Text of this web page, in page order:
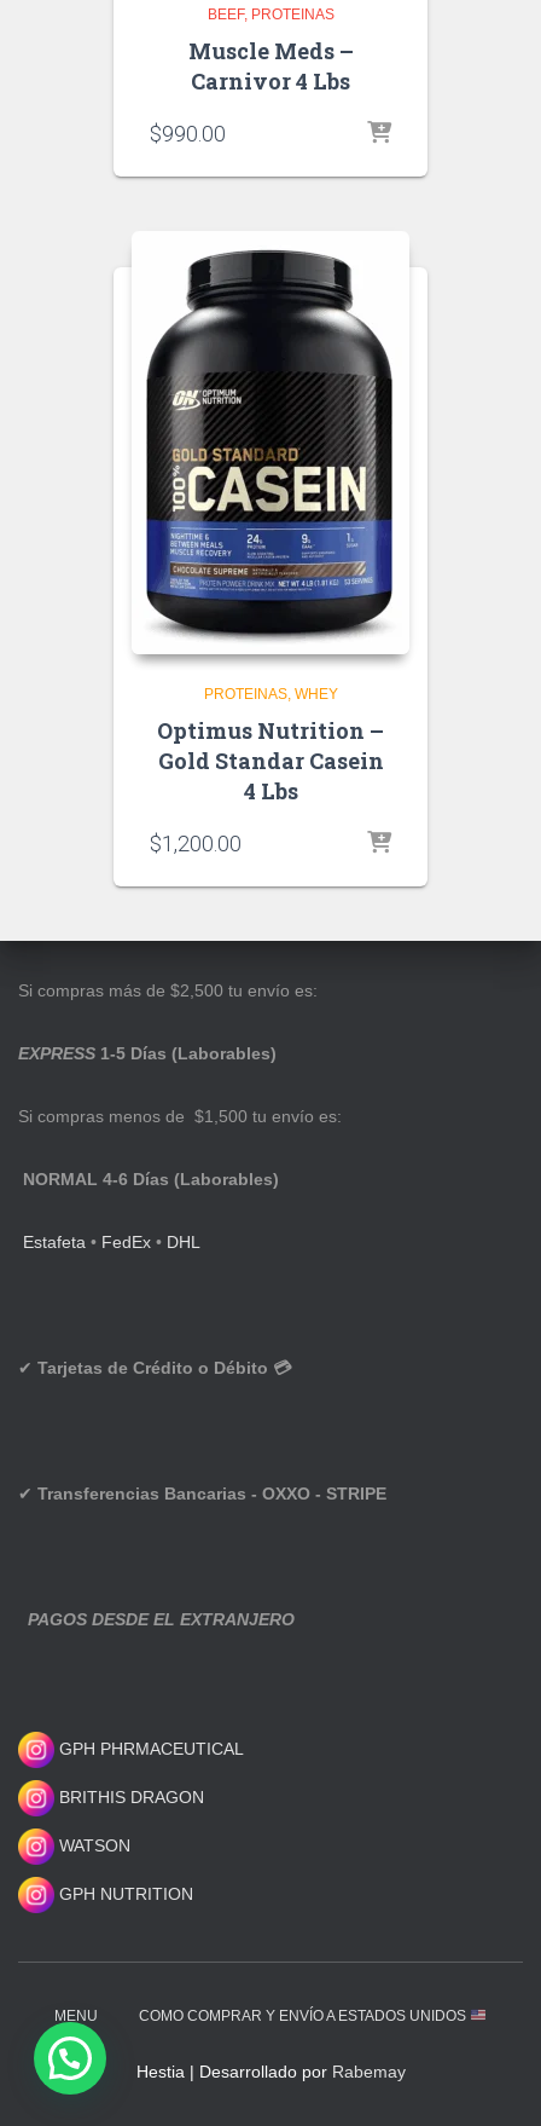
BEEF PROTEINAS
Muscle Meds –
Carnivor 4 Lbs
$990.00
PROTEINAS WHEY
Optimus Nutrition –
Gold Standar Casein
4 Lbs
$1,200.00
Si compras más de $2,500 tu envío es:
EXPRESS 1-5 Días (Laborables)
Si compras menos de $1,500 tu envío es:
NORMAL 4-6 Días (Laborables)
Estafeta • FedEx • DHL
✔ Tarjetas de Crédito o Débito 💳
✔ Transferencias Bancarias - OXXO - STRIPE
PAGOS DESDE EL EXTRANJERO
GPH PHRMACEUTICAL
BRITHIS DRAGON
WATSON
GPH NUTRITION
MENU COMO COMPRAR Y ENVÍO A ESTADOS UNIDOS
Hestia | Desarrollado por Rabemay